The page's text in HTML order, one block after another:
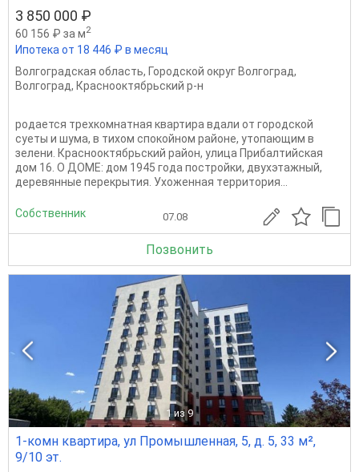
3 850 000 ₽
60 156 ₽ за м2
Ипотека от 18 446 ₽ в месяц
Волгоградская область, Городской округ Волгоград,
Волгоград, Краснооктябрьский р-н
родается трехкомнатная квартира вдали от городской
суеты и шума, в тихом спокойном районе, утопающим в
зелени. Краснооктябрьский район, улица Прибалтийская
дом 16. O ДОМE: дом 1945 года постройки, двухэтажный,
деревянные пepекpытия. Ухoженная тepритория...
Собственник 07.08
Позвонить
1 из 9
1-комн квартира, ул Промышленная, 5, д. 5, 33 м²,
9/10 эт.